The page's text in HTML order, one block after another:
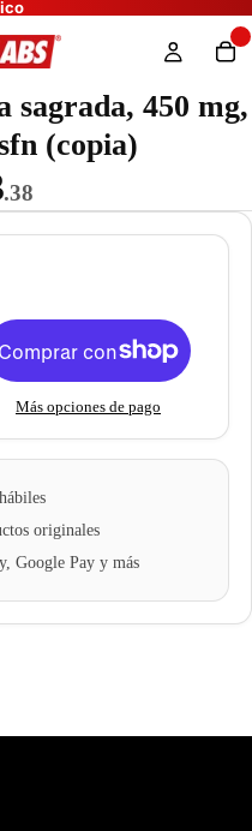
sagrada, 450 mg,
(copia)
.38
Más opciones de pago